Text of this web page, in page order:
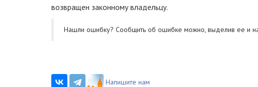
возвращен законному владельцу.
Нашли ошибку? Cообщить об ошибке можно, выделив ее и
Напишите нам